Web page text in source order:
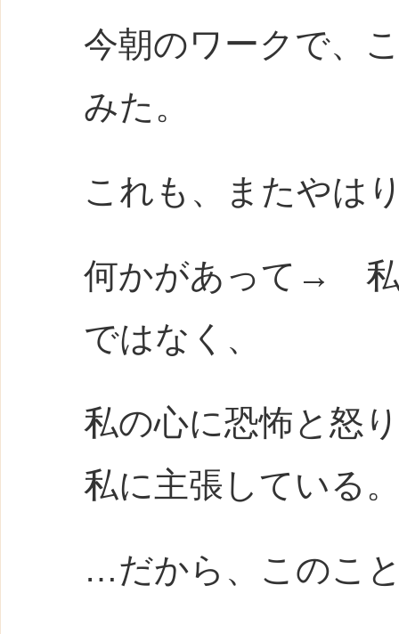
今朝のワークで、
みた。
これも、またやは
何かがあって→ 私
ではなく、
私の心に恐怖と怒
私に主張している
…だから、このこ